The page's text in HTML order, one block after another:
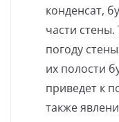
конденсат,
части
погоду
их полости
приведет к
также